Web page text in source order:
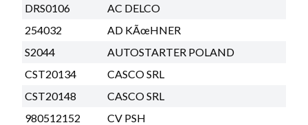
DRS0106
AC DELCO
254032
AD KÃœHNER
S2044
AUTOSTARTER POLAND
CST20134
CASCO SRL
CST20148
CASCO SRL
980512152
CV PSH